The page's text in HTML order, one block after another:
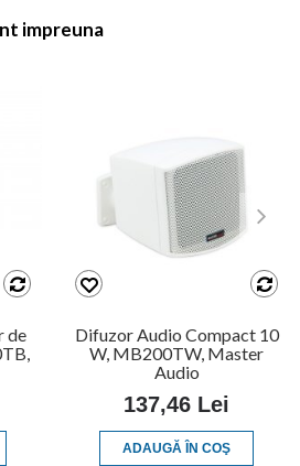
impreuna
de
Difuzor Audio Compact 10
W, MB200TW, Master
Audio
137,46 Lei
ADAUGĂ ÎN COŞ